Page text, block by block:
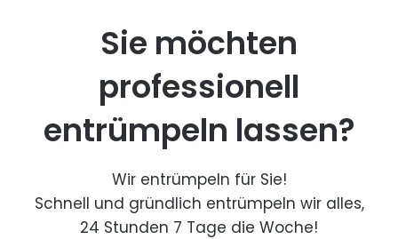
Sie möchten
professionell
entrümpeln lassen?
Wir entrümpeln für Sie!
Schnell und gründlich entrümpeln wir alles,
24 Stunden 7 Tage die Woche!